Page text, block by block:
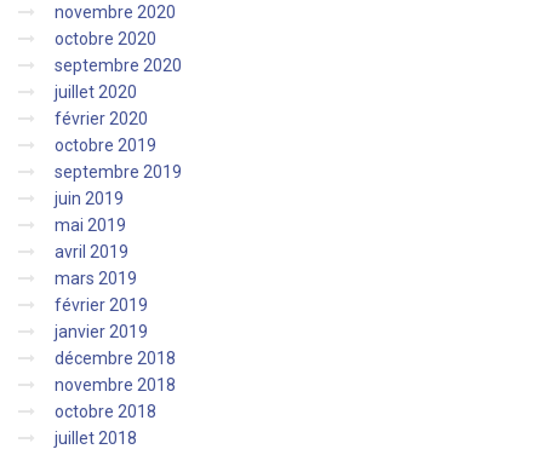
novembre 2020
octobre 2020
septembre 2020
juillet 2020
février 2020
octobre 2019
septembre 2019
juin 2019
mai 2019
avril 2019
mars 2019
février 2019
janvier 2019
décembre 2018
novembre 2018
octobre 2018
juillet 2018